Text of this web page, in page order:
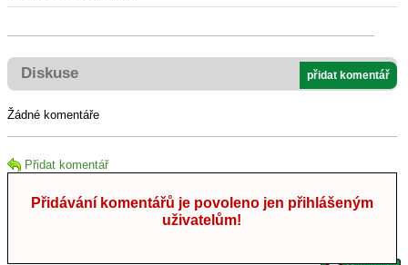
Diskuse přidat komentář
Žádné komentáře
Přidat komentář
Přidávání komentářů je povoleno jen přihlášeným
uživatelům!